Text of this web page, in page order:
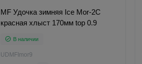
MF Удочка зимняя Ice Mor-2C
красная хлыст 170мм top 0.9
В наличии
UDMFImor9